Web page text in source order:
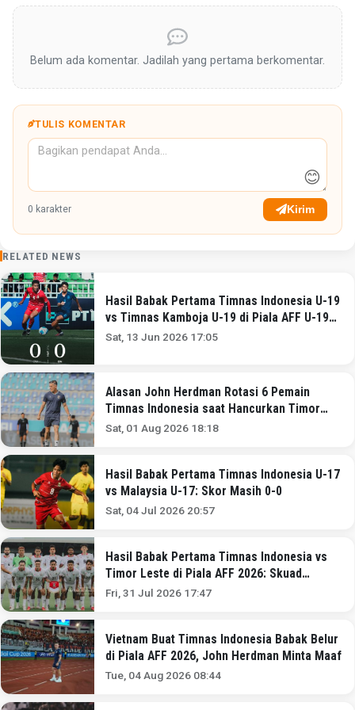
Belum ada komentar. Jadilah yang pertama berkomentar.
TULIS KOMENTAR
😊
0 karakter Kirim
RELATED NEWS
Hasil Babak Pertama Timnas Indonesia U-19
vs Timnas Kamboja U-19 di Piala AFF U-19
2026: Garuda Nusantara Ditahan Imbang 0-0!
Sat, 13 Jun 2026 17:05
Alasan John Herdman Rotasi 6 Pemain
Timnas Indonesia saat Hancurkan Timor
Leste 3-0 di Piala AFF 2026
Sat, 01 Aug 2026 18:18
Hasil Babak Pertama Timnas Indonesia U-17
vs Malaysia U-17: Skor Masih 0-0
Sat, 04 Jul 2026 20:57
Hasil Babak Pertama Timnas Indonesia vs
Timor Leste di Piala AFF 2026: Skuad
Garuda Ditahan 0-0
Fri, 31 Jul 2026 17:47
Vietnam Buat Timnas Indonesia Babak Belur
di Piala AFF 2026, John Herdman Minta Maaf
Tue, 04 Aug 2026 08:44